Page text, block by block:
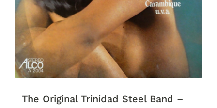
The Original Trinidad Steel Band ‎–